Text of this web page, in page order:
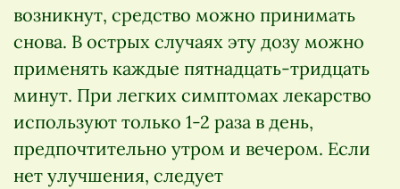
возникнут, средство можно принимать
снова. В острых случаях эту дозу можно
применять каждые пятнадцать-тридцать
минут. При легких симптомах лекарство
используют только 1-2 раза в день,
предпочтительно утром и вечером. Если
нет улучшения, следует